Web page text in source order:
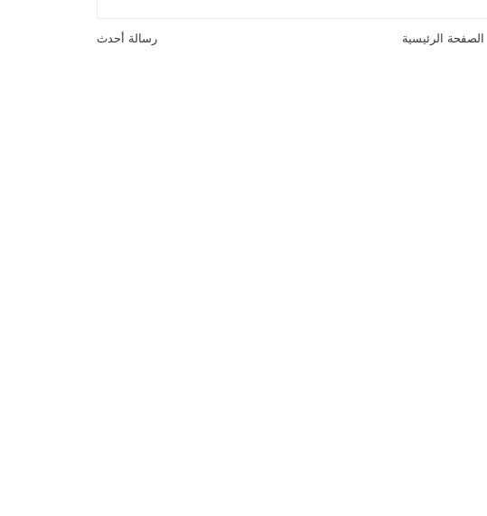
رسالة أحدث الصفحة الرئيسية